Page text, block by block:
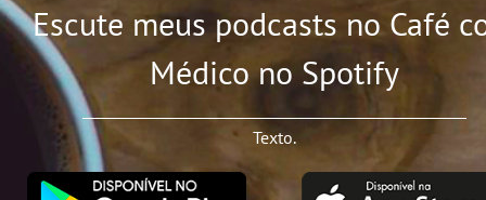
Escute meus podcasts no Café
Médico no Spotify
Texto.